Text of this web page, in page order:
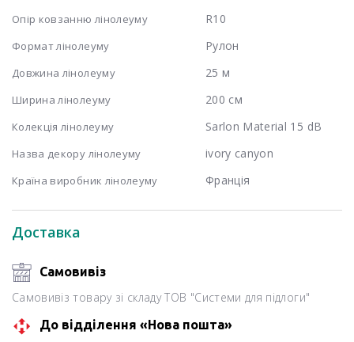
Доставка
Самовивіз
Самовивіз товару зі складу ТОВ "Системи для підлоги"
До відділення «Нова пошта»
Опір ковзанню лінолеуму R10
Формат лінолеуму Рулон
Довжина лінолеуму 25 м
Ширина лінолеуму 200 см
Колекція лінолеуму Sarlon Material 15 dB
Назва декору лінолеуму ivory canyon
Країна виробник лінолеуму Франція